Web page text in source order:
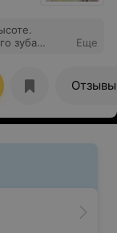
зуба
Еще
Отзывы